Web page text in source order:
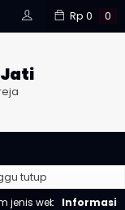
Rp 0 0
tutup
website